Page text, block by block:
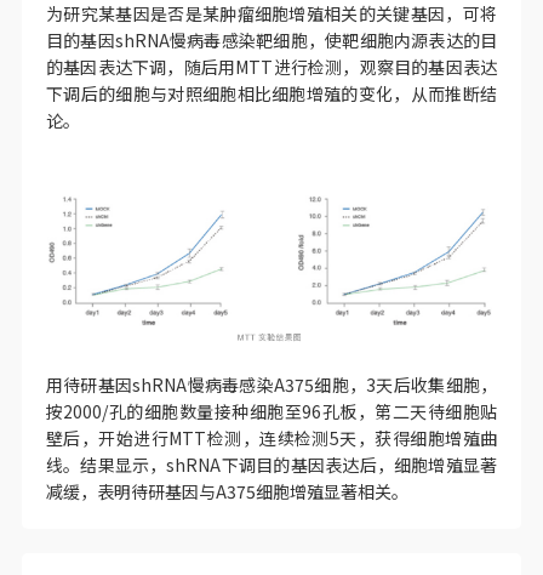
为研究某基因是否是某肿瘤细胞增殖相关的关键基因，可将
目的基因shRNA慢病毒感染靶细胞，使靶细胞内源表达的目
的基因表达下调，随后用MTT进行检测，观察目的基因表达
下调后的细胞与对照细胞相比细胞增殖的变化，从而推断结
论。
用待研基因shRNA慢病毒感染A375细胞，3天后收集细胞，
按2000/孔的细胞数量接种细胞至96孔板，第二天待细胞贴
壁后，开始进行MTT检测，连续检测5天，获得细胞增殖曲
线。结果显示，shRNA下调目的基因表达后，细胞增殖显著
减缓，表明待研基因与A375细胞增殖显著相关。